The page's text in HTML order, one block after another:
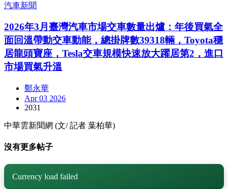
汽車新聞
2026年3月臺灣汽車市場交車數量出爐：年後買氣全
面回溫帶動交車動能，總掛牌數39318輛，Toyota穩
居龍頭寶座，Tesla交車規模快速放大躍居第2，進口
市場買氣升溫
鄭永華
Apr 03 2026
2031
中華雲新聞網 (文/ 記者 葉柏華)
沒有更多帖子
Currency load failed